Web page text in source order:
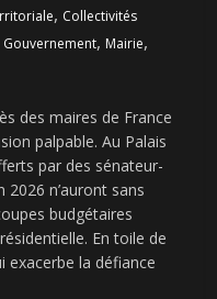
, Collectivités
Gouvernement, Mairie,
des maires de France
palpable. Au Palais
par des sénateur-
n’auront sans
budgétaires
En toile de
exacerbe la défiance